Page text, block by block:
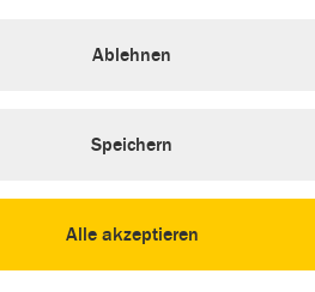
senden Sie der Verwaltung des
Wenn Sie sich an die Fraktionen
Alle akzeptieren
Ablehnen
Speichern